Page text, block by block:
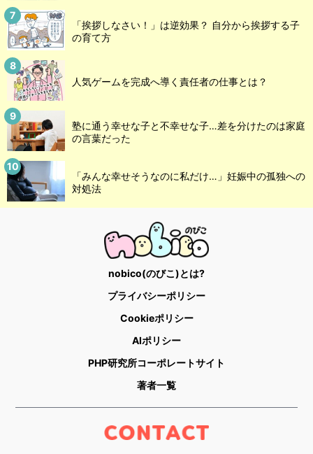
「挨拶しなさい！」は逆効果？ 自分から挨拶する子
の育て方
人気ゲームを完成へ導く責任者の仕事とは？
塾に通う幸せな子と不幸せな子…差を分けたのは家庭
の言葉だった
「みんな幸せそうなのに私だけ…」妊娠中の孤独への
対処法
nobico(のびこ)とは?
プライバシーポリシー
Cookieポリシー
AIポリシー
PHP研究所コーポレートサイト
著者一覧